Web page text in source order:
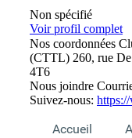
Non spécifié
Voir profil complet
Nos coordonnées
(CTTL) 260, rue
4T6
Nous joindre
Suivez-nous:
Accueil